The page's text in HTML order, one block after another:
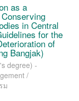
as a
in Central
for the
of
Bangjak)
degree) -
/
ม